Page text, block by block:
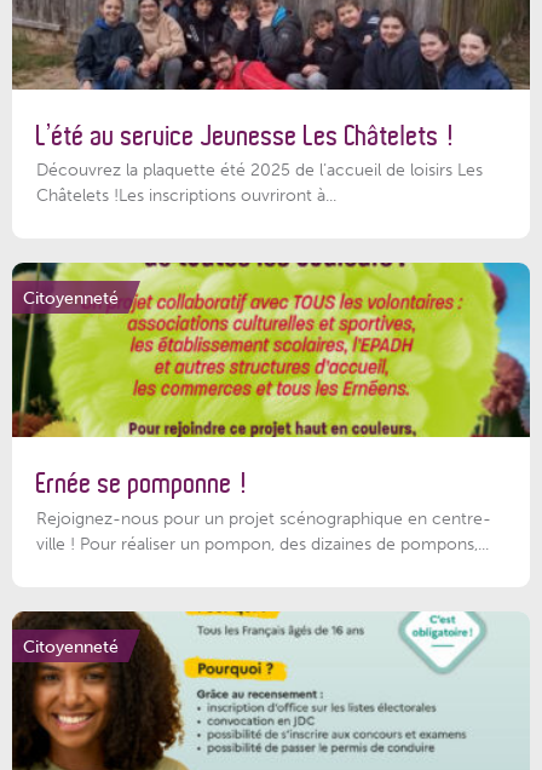
L’été au service Jeunesse Les Châtelets !
Découvrez la plaquette été 2025 de l’accueil de loisirs Les
Châtelets !Les inscriptions ouvriront à...
Citoyenneté
Ernée se pomponne !
Rejoignez-nous pour un projet scénographique en centre-
ville ! Pour réaliser un pompon, des dizaines de pompons,...
Citoyenneté